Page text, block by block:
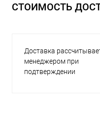
СТОИМОСТЬ
Доставка
менеджером при
подтверждении